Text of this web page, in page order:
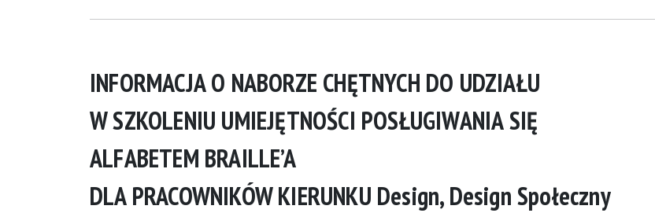
INFORMACJA O NABORZE CHĘTNYCH DO UDZIAŁU
W SZKOLENIU UMIEJĘTNOŚCI POSŁUGIWANIA SIĘ
ALFABETEM BRAILLE’A
DLA PRACOWNIKÓW KIERUNKU Design, Design Społeczny